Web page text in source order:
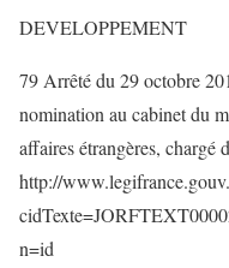
DEVELOPPEMENT
79 Arrêté du 29 octobre
nomination au cabinet du
affaires étrangères, chargé
http://
n=id